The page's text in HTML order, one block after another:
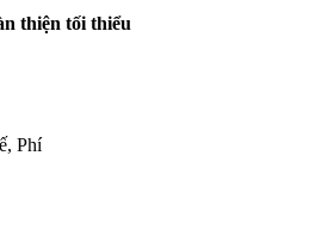
thiện tối thiểu
Phí